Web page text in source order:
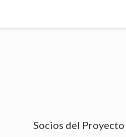
Socios del Proyecto